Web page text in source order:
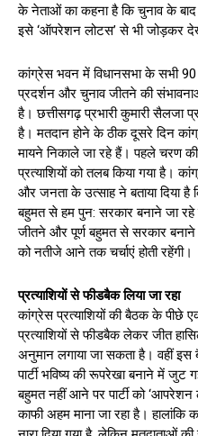
के नेताओं का कहना है कि चुनाव के बाद
इसे ‘ऑपरेशन लोटस’ से भी जोड़कर
कांग्रेस भवन में विधानसभा के सभी 90
प्रदर्शन और चुनाव जीतने की
है। छत्तीसगढ़ प्रभारी कुमारी सैलजा
है। मतदान होने के ठीक दूसरे दिन
मायने निकाले जा रहे हैं। पहले चरण
प्रत्याशियों को तलब किया गया है।
और जनता के उत्साह ने बताया दिया है
बहुमत से हम पुन: सरकार बनाने जा रहे
जीतने और पूर्ण बहुमत से सरकार बनाने
को नतीजे आने तक चर्चाएं होती रहेंगी।
प्रत्याशियों से फीडबैक लिया जा रहा
कांग्रेस प्रत्याशियों की बैठक के पीछे
प्रत्याशियों से फीडबैक लेकर जीत
अनुमान लगाया जा सकता है। वहीं
पार्टी भविष्य की रूपरेखा बनाने में जुट
बहुमत नहीं आने पर पार्टी को
काफी अहम माना जा रहा है।